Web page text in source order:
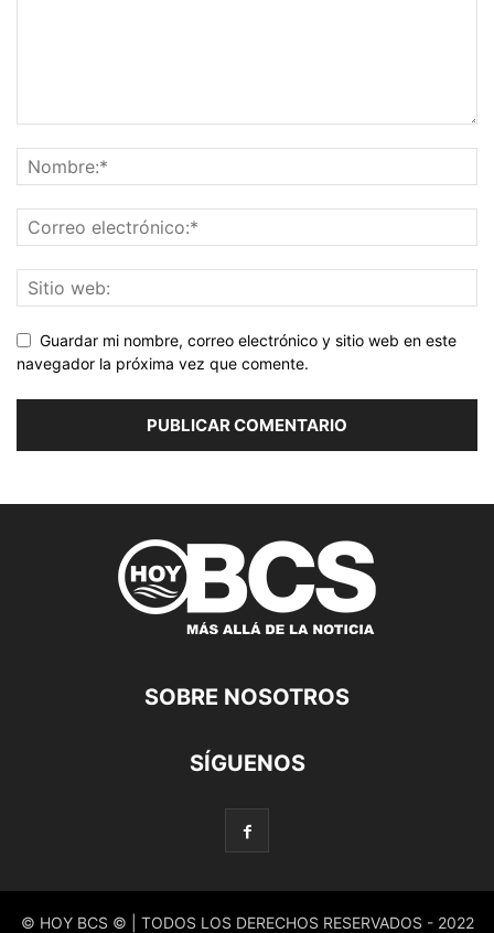
Guardar mi nombre, correo electrónico y sitio web en este
navegador la próxima vez que comente.
SOBRE NOSOTROS
SÍGUENOS
© HOY BCS © | TODOS LOS DERECHOS RESERVADOS - 2022